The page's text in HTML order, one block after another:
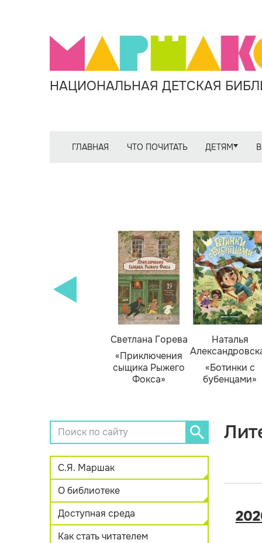
НАЦИОНАЛЬНАЯ ДЕТСКАЯ
ГЛАВНАЯ ЧТО ПОЧИТАТЬ ДЕТЯМ
Светлана Горева
«Приключения
сыщика Рыжего
Фокса»
Наталья
«Ботинки с
бубенцами»
С.Я. Маршак
О библиотеке
Доступная среда
Как стать читателем